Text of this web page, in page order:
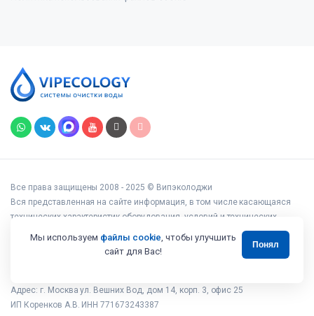
Все права защищены 2008 - 2025 © Випэколоджи
Вся представленная на сайте информация, в том числе касающаяся
технических характеристик оборудования, условий и технических
возможностей подключения, наличия на складе, стоимости товаров и
услуг, носит информационный характер и ни при каких условиях не
является публичной офертой, определяемой положениями статьи 437
Адрес: г. Москва ул. Вешних Вод, дом 14, корп. 3, офис 25
ИП Коренков А.В. ИНН 771673243387
Мы используем файлы cookie, чтобы улучшить
сайт для Вас!
Понял